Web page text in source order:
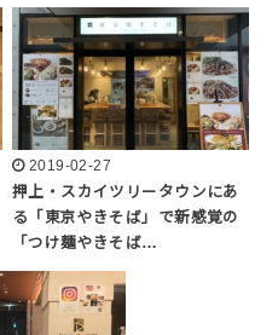
2019-02-27
押上・スカイツリータウンにあ
る「東京やきそば」で新感覚の
「つけ麺やきそば…